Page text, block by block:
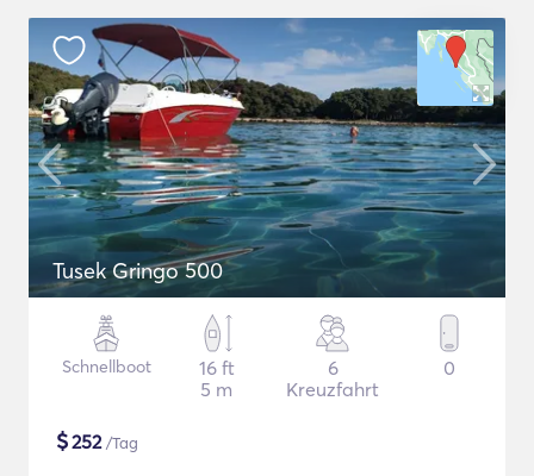
Tusek Gringo 500
Schnellboot
16 ft
5 m
6
Kreuzfahrt
0
$252/Tag